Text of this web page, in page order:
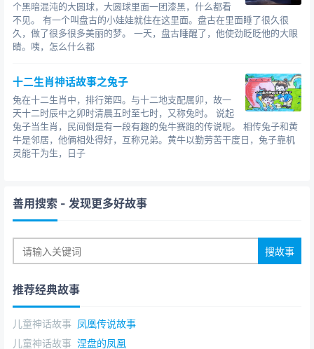
个黑暗混沌的大圆球，大圆球里面一团漆黑，什么都看
不见。 有一个叫盘古的小娃娃就住在这里面。盘古在里面睡了很久很
久，做了很多很多美丽的梦。 一天，盘古睡醒了，他使劲眨眨他的大眼
睛。咦，怎么什么都
十二生肖神话故事之兔子
兔在十二生肖中，排行第四。与十二地支配属卯，故一
天十二时辰中之卯时清晨五时至七时，又称兔时。 说起
兔子当生肖，民间倒是有一段有趣的兔牛赛跑的传说呢。 相传兔子和黄
牛是邻居，他俩相处得好，互称兄弟。黄牛以勤劳苦干度日，兔子靠机
灵能干为生，日子
善用搜索 - 发现更多好故事
推荐经典故事
儿童神话故事 凤凰传说故事
儿童神话故事 涅盘的凤凰